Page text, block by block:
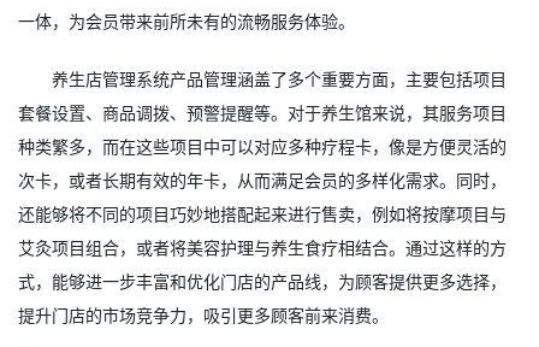
一体，为会员带来前所未有的流畅服务体验。
养生店管理系统产品管理涵盖了多个重要方面，主要包括项目
套餐设置、商品调拨、预警提醒等。对于养生馆来说，其服务项目
种类繁多，而在这些项目中可以对应多种疗程卡，像是方便灵活的
次卡，或者长期有效的年卡，从而满足会员的多样化需求。同时，
还能够将不同的项目巧妙地搭配起来进行售卖，例如将按摩项目与
艾灸项目组合，或者将美容护理与养生食疗相结合。通过这样的方
式，能够进一步丰富和优化门店的产品线，为顾客提供更多选择，
提升门店的市场竞争力，吸引更多顾客前来消费。